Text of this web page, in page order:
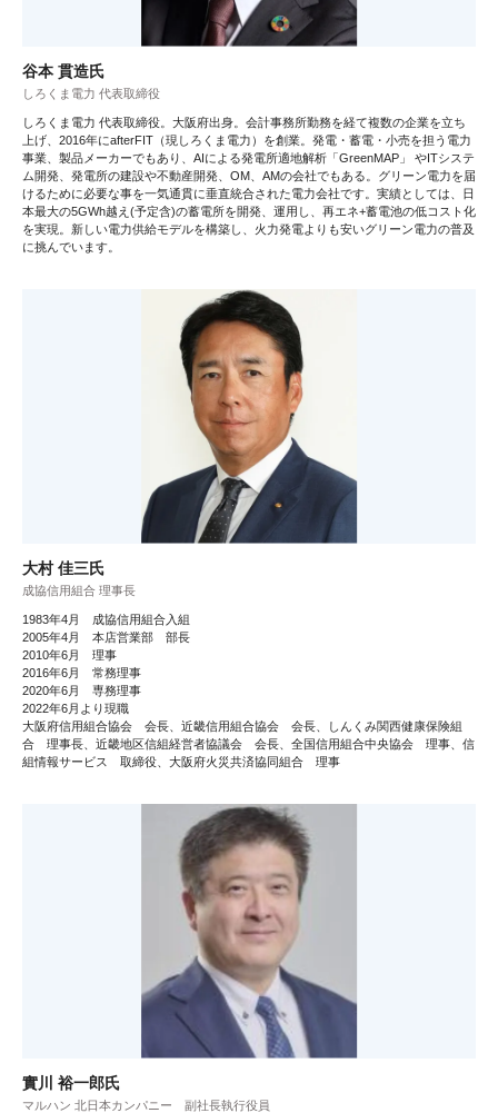
谷本 貫造氏
しろくま電力 代表取締役
しろくま電力 代表取締役。大阪府出身。会計事務所勤務を経て複数の企業を立ち
上げ、2016年にafterFIT（現しろくま電力）を創業。発電・蓄電・小売を担う電力
事業、製品メーカーでもあり、AIによる発電所適地解析「GreenMAP」 やITシステ
ム開発、発電所の建設や不動産開発、OM、AMの会社でもある。グリーン電力を届
けるために必要な事を一気通貫に垂直統合された電力会社です。実績としては、日
本最大の5GWh越え(予定含)の蓄電所を開発、運用し、再エネ+蓄電池の低コスト化
を実現。新しい電力供給モデルを構築し、火力発電よりも安いグリーン電力の普及
に挑んでいます。
大村 佳三氏
成協信用組合 理事長
1983年4月 成協信用組合入組
2005年4月 本店営業部 部長
2010年6月 理事
2016年6月 常務理事
2020年6月 専務理事
2022年6月より現職
大阪府信用組合協会 会長、近畿信用組合協会 会長、しんくみ関西健康保険組
合 理事長、近畿地区信組経営者協議会 会長、全国信用組合中央協会 理事、信
組情報サービス 取締役、大阪府火災共済協同組合 理事
實川 裕一郎氏
マルハン 北日本カンパニー 副社長執行役員